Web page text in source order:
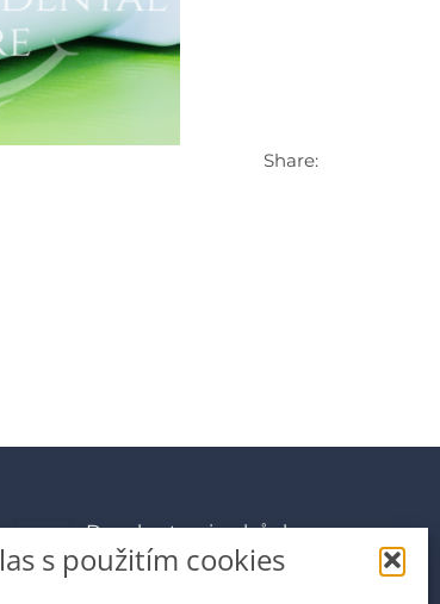
s použitím cookies
Share:
Domluvte si schůzku
info@premiumdental.cz